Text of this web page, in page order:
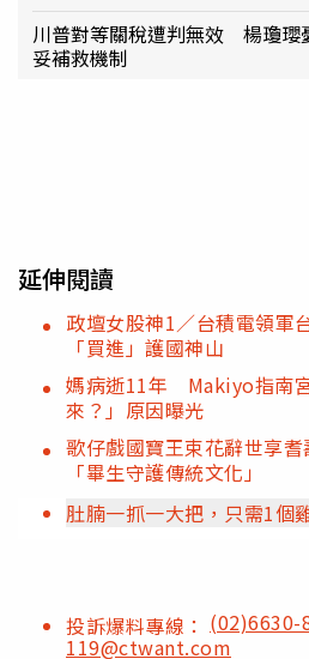
川普對等關稅遭判無效 楊瓊瓔
妥補救機制
延伸閱讀
政壇女股神1／台積電領
「買進」護國神山
媽病逝11年 Makiyo指南
來？」原因曝光
歌仔戲國寶王束花辭世享
「畢生守護傳統文化」
肚腩一抓一大把，只需1個
投訴爆料專線： (02)6630-
119@ctwant.com